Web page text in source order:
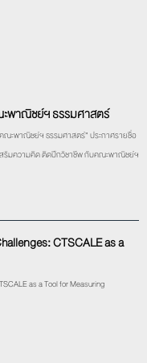
พาณิชย์ฯ ธรรมศาสตร์
ณะพาณิชย์ฯ ธรรมศาสตร์” ประกาศรายชื่อ
สริมความคิด ติดปีกวิชาชีพ กับคณะพาณิชย์ฯ
CTSCALE as a
as a Tool for Measuring